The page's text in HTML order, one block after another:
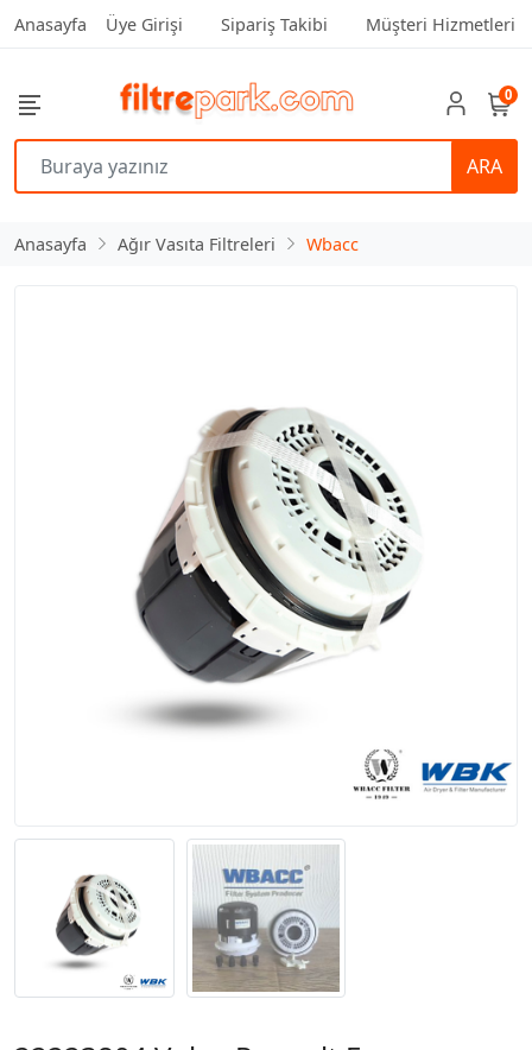
Anasayfa Üye Girişi Sipariş Takibi Müşteri Hizmetleri
ARA
0
Anasayfa Ağır Vasıta Filtreleri Wbacc